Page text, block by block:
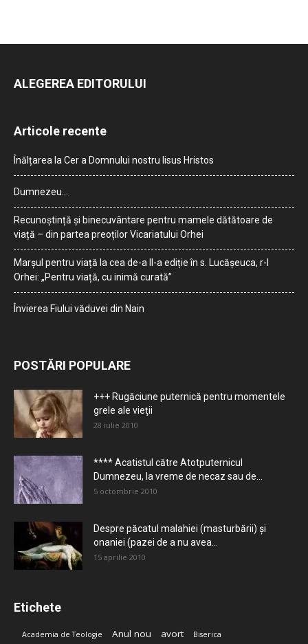
ALEGEREA EDITORULUI
Articole recente
Înălțarea la Cer a Domnului nostru Iisus Hristos
Dumnezeu…
Recunoștință și binecuvântare pentru mamele dătătoare de
viață – din partea preoților Vicariatului Orhei
Marșul pentru viață la cea de-a II-a ediție în s. Lucășeuca, r-l
Orhei: „Pentru viață, cu inimă curată”
Învierea Fiului văduvei din Nain
POSTĂRI POPULARE
+++ Rugăciune puternică pentru momentele
grele ale vieţii
28 iulie 2010
**** Acatistul către Atotputernicul
Dumnezeu, la vreme de necaz sau de...
5 octombrie 2010
Despre păcatul malahiei (masturbării) şi
onaniei (pazei de a nu avea...
15 aprilie 2010
Etichete
Academia de Teologie Anul nou avort Biserica